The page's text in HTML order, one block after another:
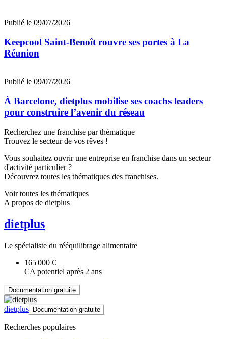
Publié le 09/07/2026
Keepcool Saint-Benoît rouvre ses portes à La
Réunion
Publié le 09/07/2026
À Barcelone, dietplus mobilise ses coachs leaders
pour construire l’avenir du réseau
Recherchez une franchise par thématique
Trouvez le secteur de vos rêves !
Vous souhaitez ouvrir une entreprise en franchise dans un secteur
d'activité particulier ?
Découvrez toutes les thématiques des franchises.
Voir toutes les thématiques
A propos de dietplus
dietplus
Le spécialiste du rééquilibrage alimentaire
165 000 €
CA potentiel après 2 ans
Documentation gratuite
dietplus Documentation gratuite
Recherches populaires